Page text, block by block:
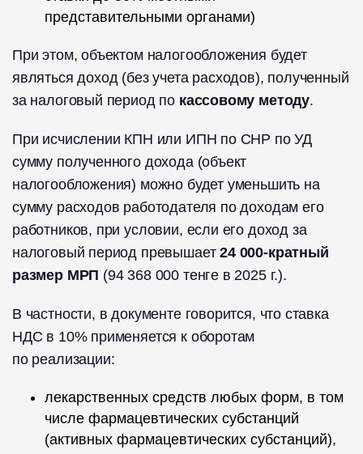
представительными органами)
При этом, объектом налогообложения будет
являться доход (без учета расходов), полученный
за налоговый период по кассовому методу.
При исчислении КПН или ИПН по СНР по УД
сумму полученного дохода (объект
налогообложения) можно будет уменьшить на
сумму расходов работодателя по доходам его
работников, при условии, если его доход за
налоговый период превышает24 000-кратный
размер МРП (94 368 000 тенге в 2025 г.).
В частности, в документе говорится, что ставка
НДС в 10% применяется к оборотам
по реализации:
лекарственных средств любых форм, в том
числе фармацевтических субстанций
(активных фармацевтических субстанций),